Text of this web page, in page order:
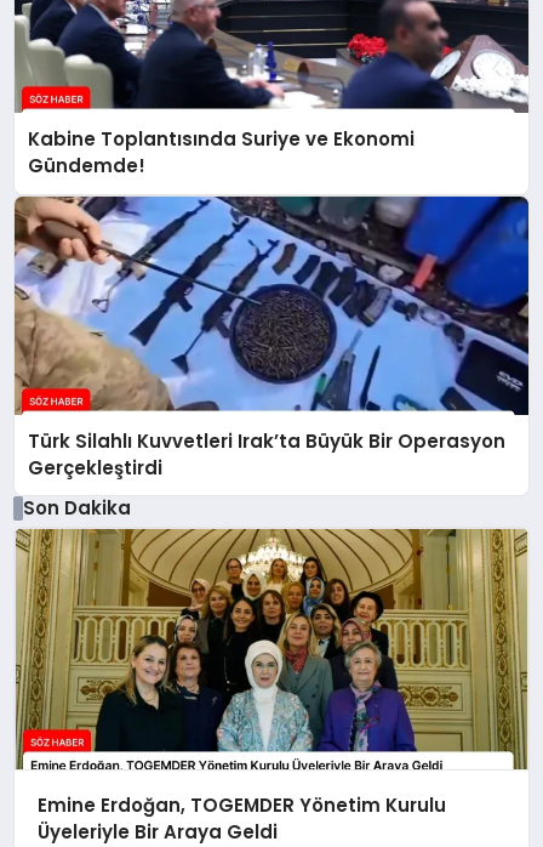
Kabine Toplantısında Suriye ve Ekonomi
Gündemde!
Türk Silahlı Kuvvetleri Irak’ta Büyük Bir Operasyon
Gerçekleştirdi
Son Dakika
Emine Erdoğan, TOGEMDER Yönetim Kurulu
Üyeleriyle Bir Araya Geldi